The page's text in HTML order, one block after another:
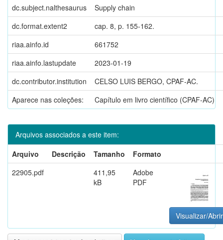
dc.subject.nalthesaurus
Supply chain
dc.format.extent2
cap. 8, p. 155-162.
riaa.ainfo.id
661752
riaa.ainfo.lastupdate
2023-01-19
dc.contributor.institution
CELSO LUIS BERGO, CPAF-AC.
Aparece nas coleções:
Capítulo em livro científico (CPAF-AC)
Arquivos associados a este item:
Arquivo
Descrição Tamanho
Formato
22905.pdf
411,95
kB
Adobe
PDF
Visualizar/Abrir